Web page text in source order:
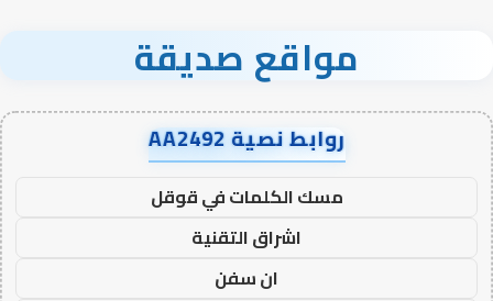
مواقع صديقة
روابط نصية AA2492
مسك الكلمات في قوقل
اشراق التقنية
ان سفن